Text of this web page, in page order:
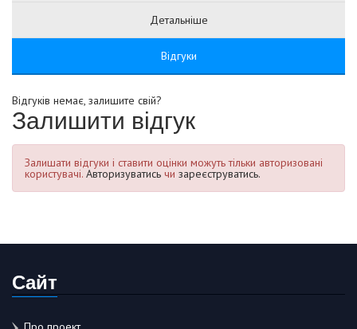
Детальніше
Відгуки
Відгуків немає, залишите свій?
Залишити відгук
Залишати відгуки і ставити оцінки можуть тільки авторизовані
користувачі. Авторизуватись чи зареєструватись.
Сайт